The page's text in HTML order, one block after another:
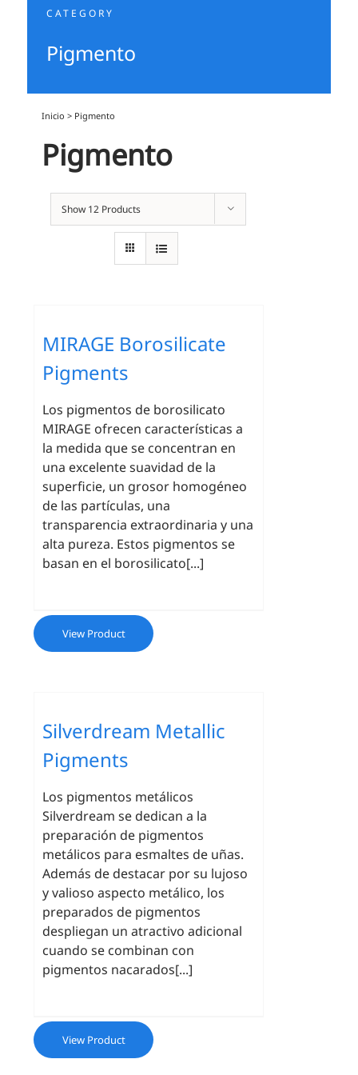
CATEGORY
Pigmento
Inicio > Pigmento
Pigmento
Show 12 Products
MIRAGE Borosilicate
Pigments
Los pigmentos de borosilicato
MIRAGE ofrecen características a
la medida que se concentran en
una excelente suavidad de la
superficie, un grosor homogéneo
de las partículas, una
transparencia extraordinaria y una
alta pureza. Estos pigmentos se
basan en el borosilicato[...]
View Product
Silverdream Metallic
Pigments
Los pigmentos metálicos
Silverdream se dedican a la
preparación de pigmentos
metálicos para esmaltes de uñas.
Además de destacar por su lujoso
y valioso aspecto metálico, los
preparados de pigmentos
despliegan un atractivo adicional
cuando se combinan con
pigmentos nacarados[...]
View Product